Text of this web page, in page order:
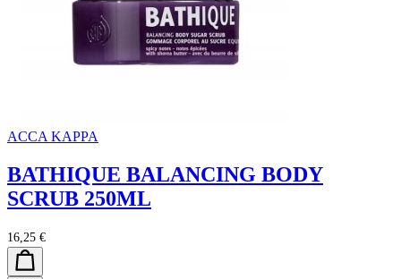
ACCA KAPPA
BATHIQUE BALANCING BODY
SCRUB 250ML
16,25 €